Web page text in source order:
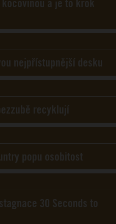
a je to krok
nejpřístupnější desku
recyklují
popu osobitost
30 Seconds to